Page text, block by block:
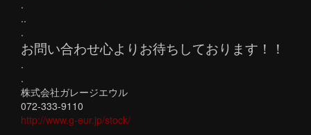
.
..
.
お問い合わせ心よりお待ちしております！！
.
.
株式会社ガレージエウル
072-333-9110
http://www.g-eur.jp/stock/